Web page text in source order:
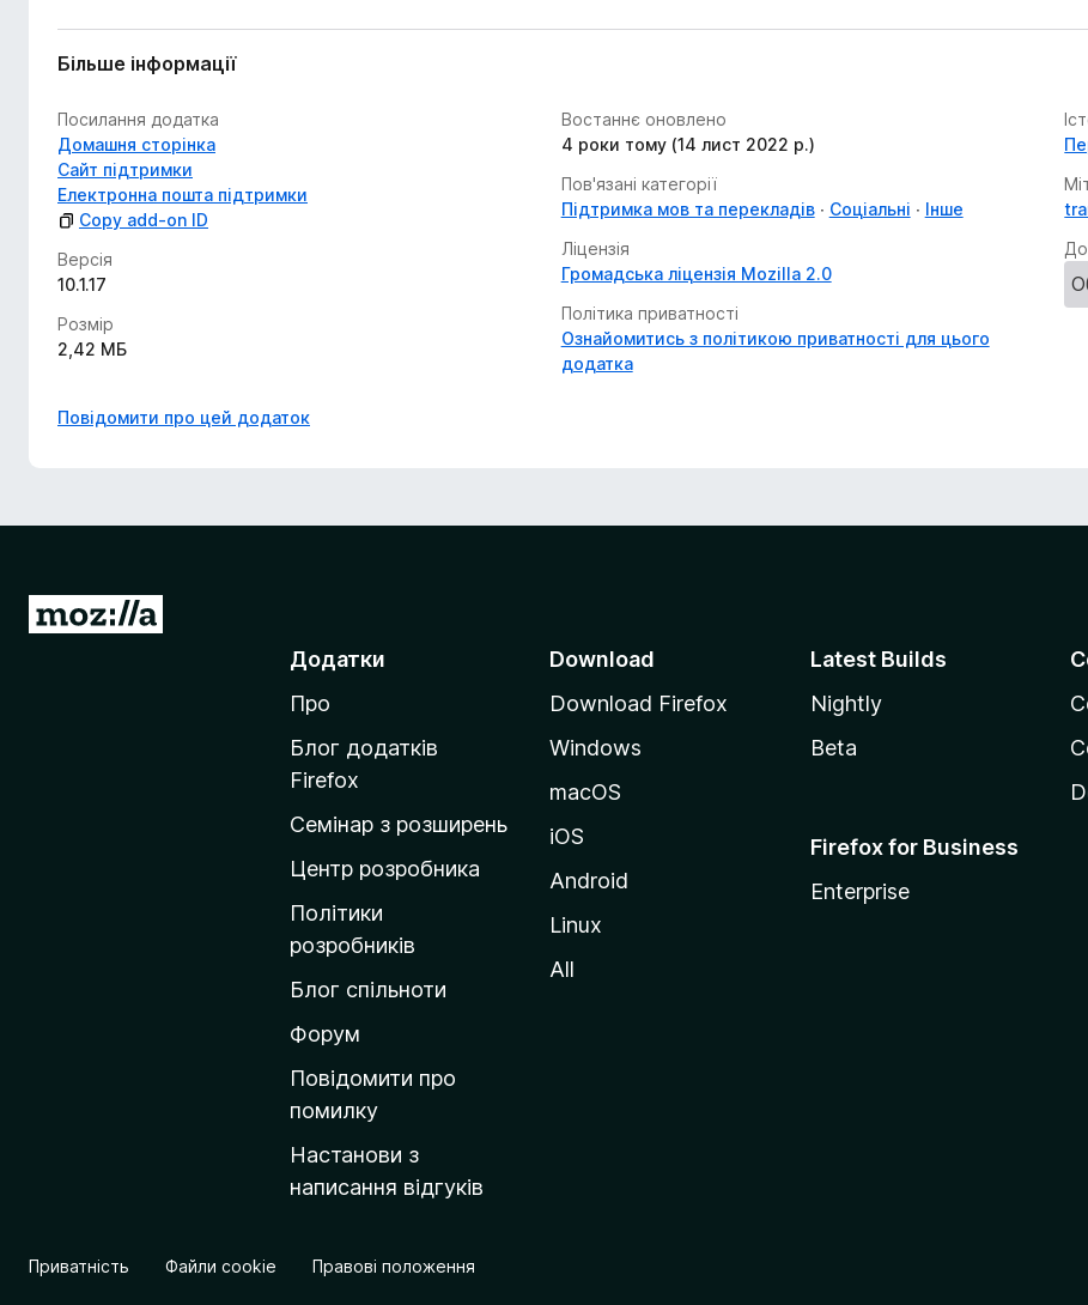
Більше інформації
Посилання додатка
Домашня сторінка
Сайт підтримки
Електронна пошта підтримки
Copy add-on ID
Версія
10.1.17
Розмір
2,42 МБ
Востаннє оновлено
4 роки тому (14 лист 2022 р.)
Пов'язані категорії
Підтримка мов та перекладів
Соціальні
Інше
Ліцензія
Громадська ліцензія Mozilla 2.0
Політика приватності
Ознайомитись з політикою приватності для цього
додатка
Повідомити про цей додаток
П
l
Додатки
Про
Блог додатків
Firefox
Семінар з розширень
Центр розробника
Політики
розробників
Блог спільноти
Форум
Повідомити про
помилку
Настанови з
написання відгуків
Download
Download Firefox
Windows
macOS
iOS
Android
Linux
All
Latest Builds
Nightly
Beta
Firefox for Business
Enterprise
Приватність Файли cookie Правові положення